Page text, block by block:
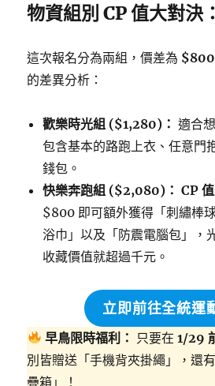
物資組別 CP 值大對決
這次報名分為兩組，價差為 $800
的差異分析：
歡樂時光組 ($1,280)： 適合
包含基本的路跑上衣、任意門
錢包。
快樂奔跑組 ($2,080)： CP
$800 即可額外獲得「刺繡棒
浴巾」以及「防震電腦包」，
收藏價值就超過千元。
立即前往全統運
早鳥限時福利： 只要在 1/29
別皆贈送「手機背夾掛繩」，還
疊箱」！